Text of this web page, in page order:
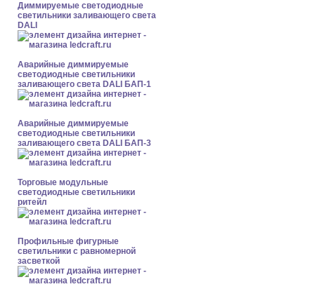
Диммируемые светодиодные
светильники заливающего света
DALI
Аварийные диммируемые
светодиодные светильники
заливающего света DALI БАП-1
Аварийные диммируемые
светодиодные светильники
заливающего света DALI БАП-3
Торговые модульные
светодиодные светильники
ритейл
Профильные фигурные
светильники с равномерной
засветкой